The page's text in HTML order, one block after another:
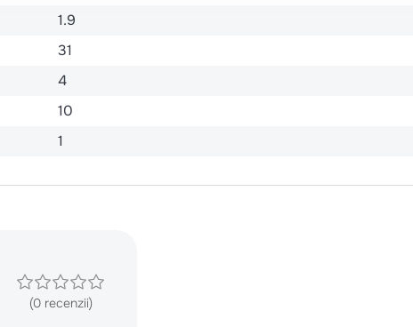
1.9
31
4
10
1
(0 recenzii)